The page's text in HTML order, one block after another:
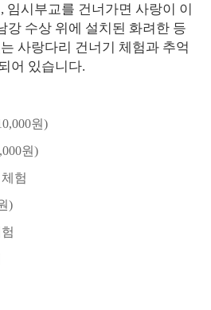
임시부교를 건너가면 사랑이 이
강 수상 위에 설치된 화려한 등
사랑다리 건너기 체험과 추억
어 있습니다.
원)
원)
험
)